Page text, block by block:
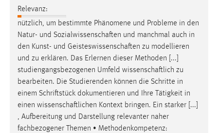
Relevanz:
nützlich, um bestimmte Phänomene und Probleme in den
Natur- und Sozialwissenschaften und manchmal auch in
den Kunst- und Geisteswissenschaften zu modellieren
und zu erklären. Das Erlernen dieser Methoden [...]
studiengangsbezogenen Umfeld wissenschaftlich zu
bearbeiten. Die Studierenden können die Schritte in
einem Schriftstück dokumentieren und Ihre Tätigkeit in
einen wissenschaftlichen Kontext bringen. Ein starker [...]
, Aufbereitung und Darstellung relevanter naher
fachbezogener Themen • Methodenkompetenz: